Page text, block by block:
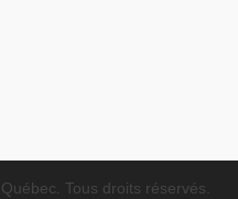
Tous droits réservés.